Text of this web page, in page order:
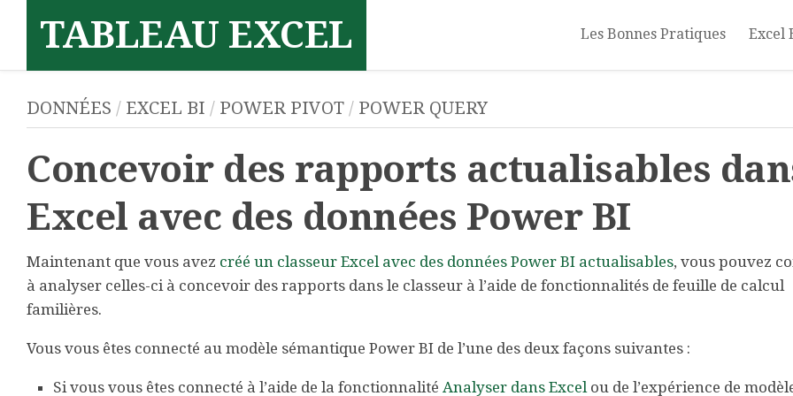
contentTABLEAU EXCEL Les Bonnes Pratiques Excel
DONNÉES / EXCEL BI / POWER PIVOT / POWER QUERY
Concevoir des rapports actualisables
Excel avec des données Power BI
Maintenant que vous avez créé un classeur Excel avec des données Power BI actualisables, vous pouvez
à analyser celles-ci à concevoir des rapports dans le classeur à l’aide de fonctionnalités de feuille de calcul
familières.
Vous vous êtes connecté au modèle sémantique Power BI de l’une des deux façons suivantes :
Si vous vous êtes connecté à l’aide de la fonctionnalité Analyser dans Excelou de l’expérience de